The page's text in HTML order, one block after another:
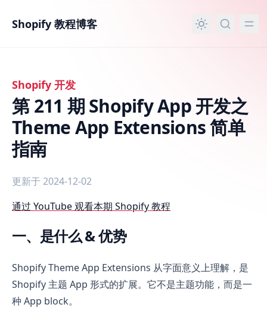
Shopify 教程博客
Shopify 开发
第 211 期 Shopify App 开发之
Theme App Extensions 简单
指南
更新于 2024-12-02
第 211 期 Shopify App 开发之 Theme App Extensions 简
通过 YouTube 观看本期 Shopify 教程
一、是什么 & 优势
Shopify Theme App Extensions 从字面意义上理解，是
Shopify 主题 App 形式的扩展。它不是主题功能，而是一
种 App block。